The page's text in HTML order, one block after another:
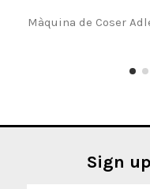
Màquina de Coser
Sign